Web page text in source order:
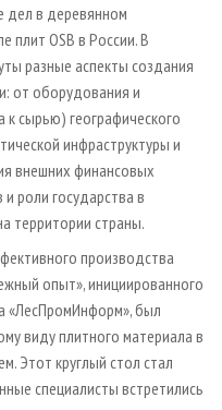
дел в деревянном
плит OSB в России. В
разные аспекты создания
от оборудования и
к сырью) географического
инфраструктуры и
внешних финансовых
роли государства в
территории страны.
производства
опыт», инициированного
«ЛесПромИнформ», был
виду плитного материала в
Этот круглый стол стал
специалисты встретились